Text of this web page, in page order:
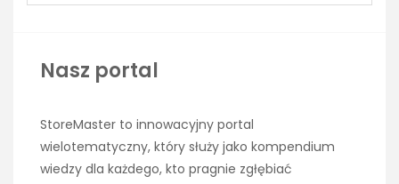
Nasz portal
StoreMaster to innowacyjny portal
wielotematyczny, który służy jako kompendium
wiedzy dla każdego, kto pragnie zgłębiać